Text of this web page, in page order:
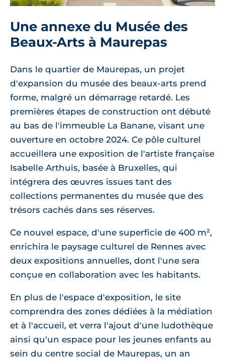
Une annexe du Musée des
Beaux-Arts à Maurepas
Dans le quartier de Maurepas, un projet
d'expansion du musée des beaux-arts prend
forme, malgré un démarrage retardé. Les
premières étapes de construction ont débuté
au bas de l'immeuble La Banane, visant une
ouverture en octobre 2024. Ce pôle culturel
accueillera une exposition de l'artiste française
Isabelle Arthuis, basée à Bruxelles, qui
intégrera des œuvres issues tant des
collections permanentes du musée que des
trésors cachés dans ses réserves.
Ce nouvel espace, d'une superficie de 400 m²,
enrichira le paysage culturel de Rennes avec
deux expositions annuelles, dont l'une sera
conçue en collaboration avec les habitants.
En plus de l'espace d'exposition, le site
comprendra des zones dédiées à la médiation
et à l'accueil, et verra l'ajout d'une ludothèque
ainsi qu'un espace pour les jeunes enfants au
sein du centre social de Maurepas, un an